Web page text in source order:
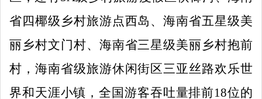
省四椰级乡村旅游点西岛、海南省五星级美
丽乡村文门村、海南省三星级美丽乡村抱前
村，海南省级旅游休闲街区三亚丝路欢乐世
界和天涯小镇，全国游客吞吐量排前18位的